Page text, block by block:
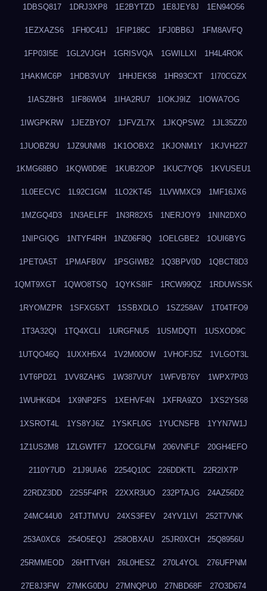
1DBSQ817 1DRJ3XP8 1E2BYTZD 1E8JEY8J 1EN94O56
1EZXAZS6 1FH0C41J 1FIP186C 1FJ0BB6J 1FM8AVFQ
1FP03I5E 1GL2VJGH 1GRISVQA 1GWILLXI 1H4L4ROK
1HAKMC6P 1HDB3VUY 1HHJEK58 1HR93CXT 1I70CGZX
1IASZ8H3 1IF86W04 1IHA2RU7 1IOKJ9IZ 1IOWA7OG
1IWGPKRW 1JEZBYO7 1JFVZL7X 1JKQPSW2 1JL35ZZ0
1JUOBZ9U 1JZ9UNM8 1K1OOBX2 1KJONM1Y 1KJVH227
1KMG68BO 1KQW0D9E 1KUB22OP 1KUC7YQ5 1KVUSEU1
1L0EECVC 1L92C1GM 1LO2KT45 1LVWMXC9 1MF16JX6
1MZGQ4D3 1N3AELFF 1N3R82X5 1NERJOY9 1NIN2DXO
1NIPGIQG 1NTYF4RH 1NZ06F8Q 1OELGBE2 1OUI6BYG
1PET0A5T 1PMAFB0V 1PSGIWB2 1Q3BPV0D 1QBCT8D3
1QMT9XGT 1QWO8TSQ 1QYKS8IF 1RCW99QZ 1RDUWSSK
1RYOMZPR 1SFXG5XT 1SSBXDLO 1SZ258AV 1T04TFO9
1T3A32QI 1TQ4XCLI 1URGFNU5 1USMDQTI 1USXOD9C
1UTQO46Q 1UXXH5X4 1V2M00OW 1VHOFJ5Z 1VLGOT3L
1VT6PD21 1VV8ZAHG 1W387VUY 1WFVB76Y 1WPX7P03
1WUHK6D4 1X9NP2FS 1XEHVF4N 1XFRA9ZO 1XS2YS68
1XSROT4L 1YS8YJ6Z 1YSKFL0G 1YUCNSFB 1YYN7W1J
1Z1US2M8 1ZLGWTF7 1ZOCGLFM 206VNFLF 20GH4EFO
2110Y7UD 21J9UIA6 2254Q10C 226DDKTL 22R2IX7P
22RDZ3DD 22S5F4PR 22XXR3UO 232PTAJG 24AZ56D2
24MC44U0 24TJTMVU 24XS3FEV 24YV1LVI 252T7VNK
253A0XC6 254O5EQJ 258OBXAU 25JR0XCH 25Q8956U
25RMMEOD 26HTTV6H 26L0HESZ 270L4YOL 276UFPNM
27E8J3FW 27MKG0DU 27MNQPU0 27NBD68F 27O3D674